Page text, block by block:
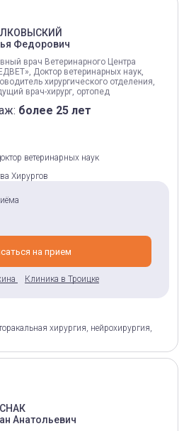
Федорович
врач Ветеринарного Центра
Доктор ветеринарных наук,
хирургического отделения,
врач-хирург, ортопед
более 25 лет
ветеринарных наук
Хирургов
на прием
Клиника в Троицке
хирургия, нейрохирургия,
Анатольевич